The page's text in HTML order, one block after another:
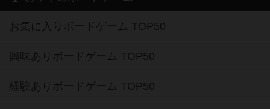
お気に入りボードゲーム TOP50
興味ありボードゲーム TOP50
経験ありボードゲーム TOP50